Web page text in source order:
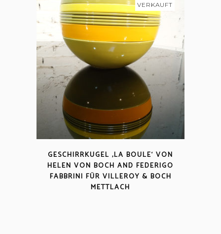
VERKAUFT
GESCHIRRKUGEL ‚LA BOULE‘ VON
HELEN VON BOCH AND FEDERIGO
FABBRINI FÜR VILLEROY & BOCH
METTLACH